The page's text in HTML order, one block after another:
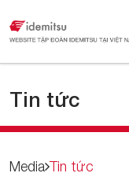
Tin tức
Media Tin tức